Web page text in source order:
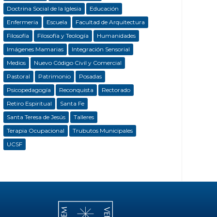
Doctrina Social de la Iglesia
Educación
Enfermeria
Escuela
Facultad de Arquitectura
Filosofía
Filosofía y Teología
Humanidades
Imágenes Mamarias
Integración Sensorial
Medios
Nuevo Código Civil y Comercial
Pastoral
Patrimonio
Posadas
Psicopedagogía
Reconquista
Rectorado
Retiro Espiritual
Santa Fe
Santa Teresa de Jesús
Talleres
Terapia Ocupacional
Trubutos Municipales
UCSF